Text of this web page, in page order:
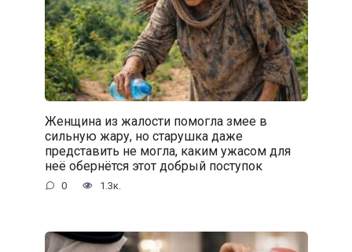
Женщина из жалости помогла змее в
сильную жару, но старушка даже
представить не могла, каким ужасом для
неё обернётся этот добрый поступок
0 1.3к.